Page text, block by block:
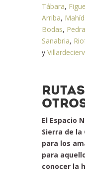
Tábara,
Arriba,
Bodas,
Sanabria,
y
El Espacio
Sierra de
para los
para
conocer la